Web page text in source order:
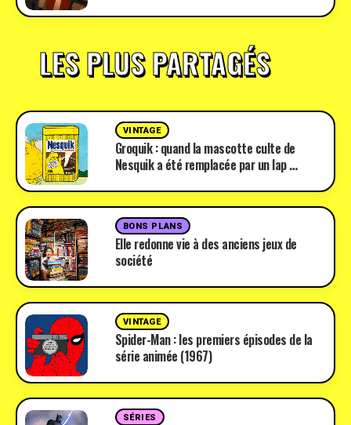
LES PLUS PARTAGÉS
VINTAGE
Groquik : quand la mascotte culte de
Nesquik a été remplacée par un lap …
BONS PLANS
Elle redonne vie à des anciens jeux de
société
VINTAGE
Spider-Man : les premiers épisodes de la
série animée (1967)
SÉRIES